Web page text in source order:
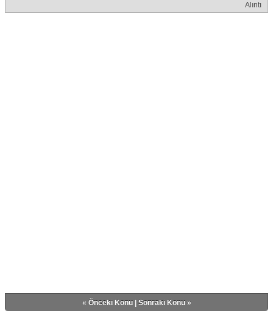
Alıntı
« Önceki Konu| Sonraki Konu»